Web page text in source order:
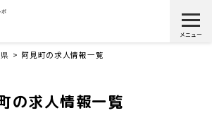
阿見町の求人情報一覧
の求人情報一覧